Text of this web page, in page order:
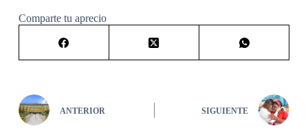
Comparte tu aprecio
ANTERIOR SIGUIENTE